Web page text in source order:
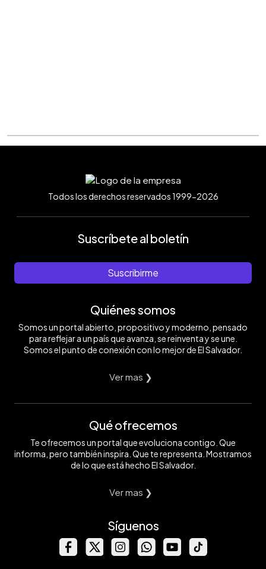
Todos los derechos reservados 1999-2026
Suscríbete al boletín
Suscribirme
Quiénes somos
Somos un portal abierto, propositivo y moderno, pensado
para reflejar a un país que avanza, se reinventa y se une.
Somos el punto de conexión con lo mejor de El Salvador.
Ver mas ❯
Qué ofrecemos
Te ofrecemos un portal que evoluciona contigo. Que
informa, pero también inspira. Que te representa. Mostramos
de lo que está hecho El Salvador.
Ver mas ❯
Síguenos